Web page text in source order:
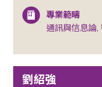
專業範疇
通訊與信息論,
劉紹強